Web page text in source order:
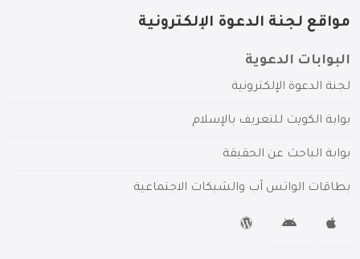
مواقع لجنة الدعوة الإلكترونية
البوابات الدعوية
لجنة الدعوة الإلكترونية
بوابة الكويت للتعريف بالإسلام
بوابة الباحث عن الحقيقة
بطاقات الواتس آب والشبكات الاجتماعية